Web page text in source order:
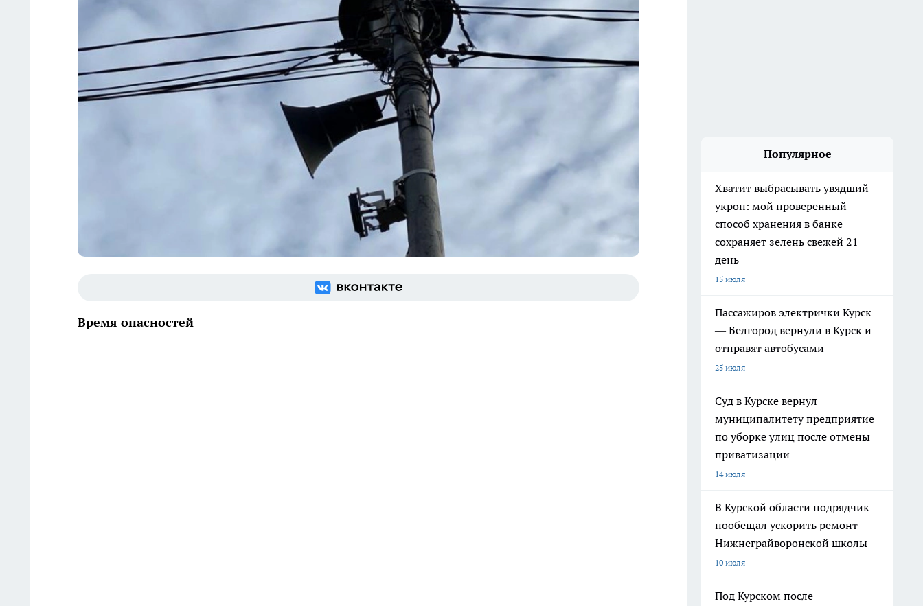
Время опасностей
Популярное
Хватит выбрасывать увядший
укроп: мой проверенный
способ хранения в банке
сохраняет зелень свежей 21
день
15 июля
Пассажиров электрички Курск
— Белгород вернули в Курск и
отправят автобусами
25 июля
Суд в Курске вернул
муниципалитету предприятие
по уборке улиц после отмены
приватизации
14 июля
В Курской области подрядчик
пообещал ускорить ремонт
Нижнеграйворонской школы
10 июля
Под Курском после